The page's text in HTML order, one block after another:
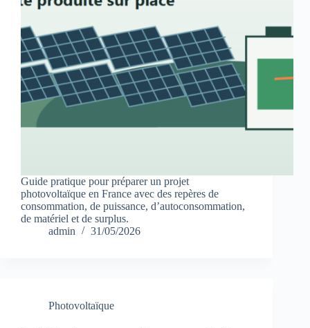
Guide pratique pour préparer un projet
photovoltaïque en France avec des repères de
consommation, de puissance, d’autoconsommation,
de matériel et de surplus.
admin
31/05/2026
Photovoltaïque